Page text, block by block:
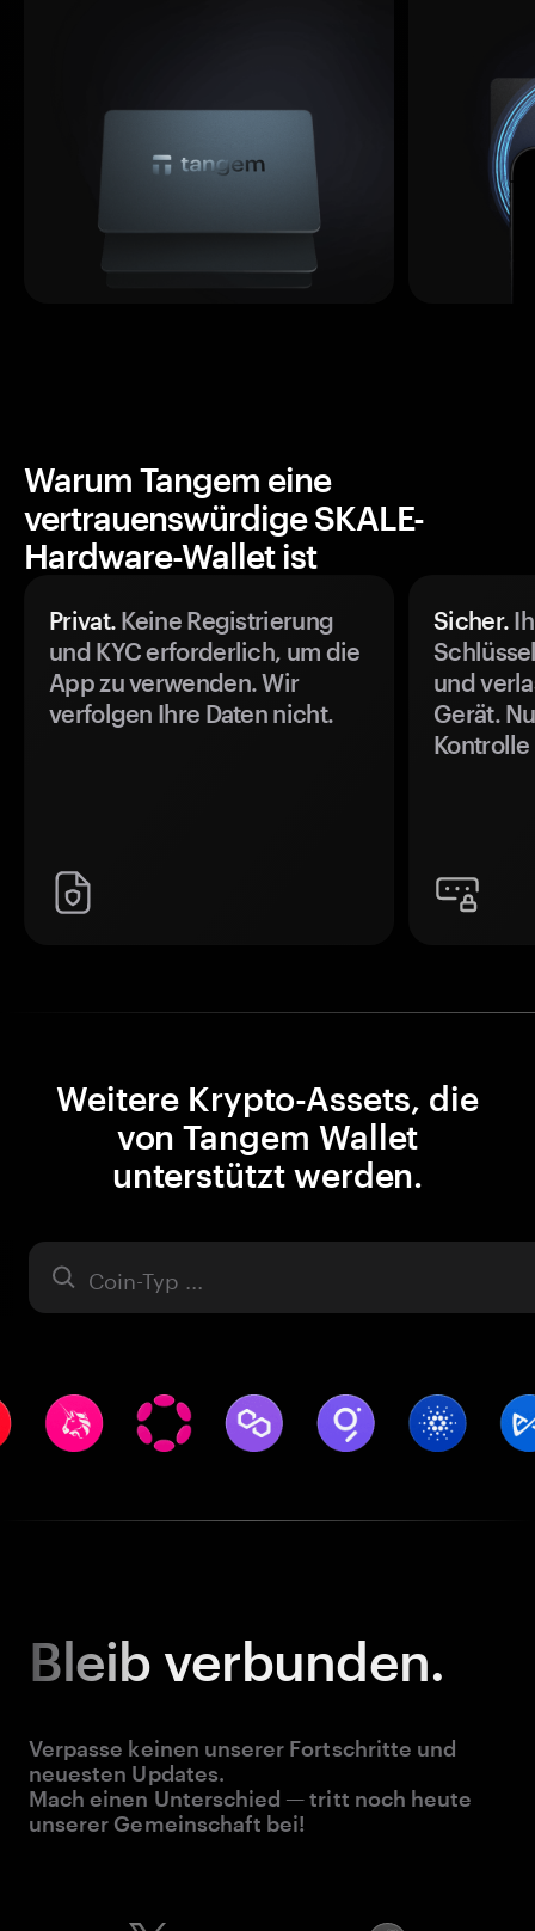
Warum Tangem eine
vertrauenswürdige SKALE-
Hardware-Wallet ist
Privat. Keine Registrierung
und KYC erforderlich, um die
App zu verwenden. Wir
verfolgen Ihre Daten nicht.
Sicher.
und
Gerät.
Weitere Krypto-Assets, die
von Tangem Wallet
unterstützt werden.
Asset
Bleib verbunden.
Verpasse keinen unserer Fortschritte und
neuesten Updates.
Mach einen Unterschied — tritt noch heute
unserer Gemeinschaft bei!